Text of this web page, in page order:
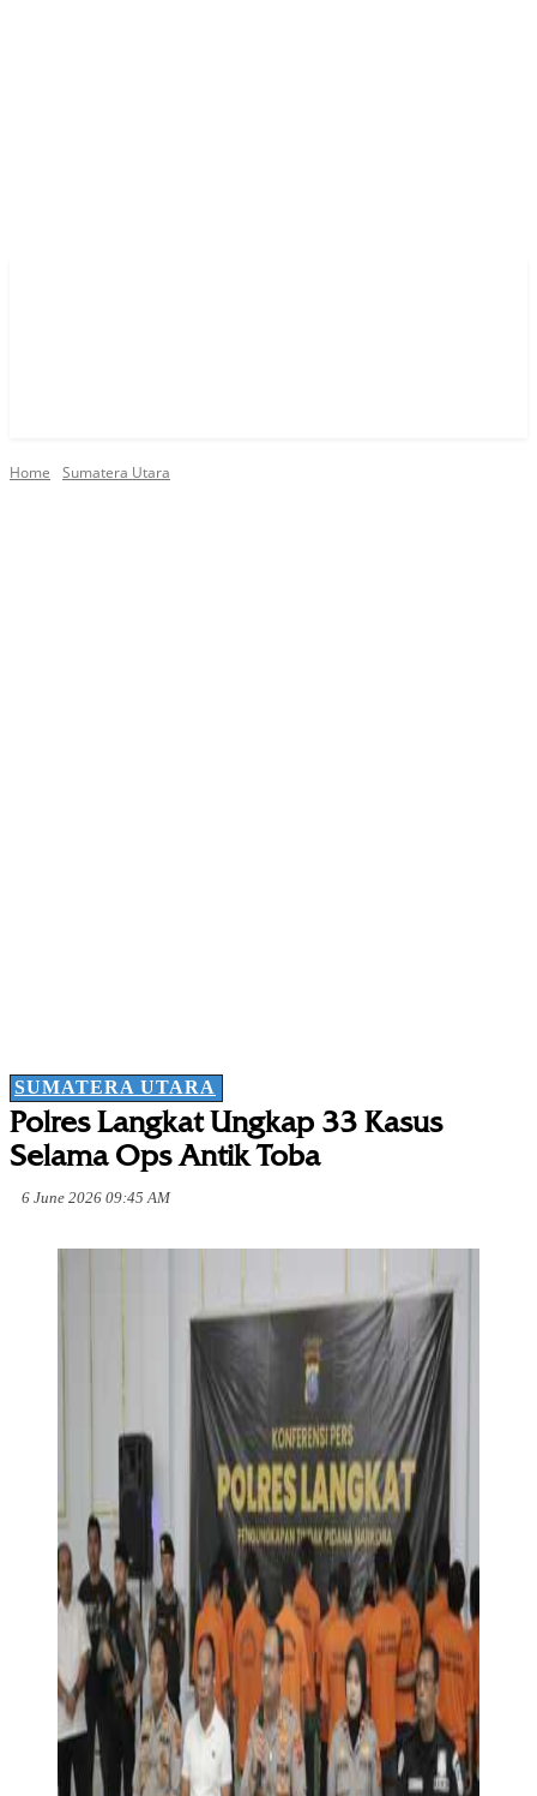
Home Sumatera Utara
SUMATERA UTARA
Polres Langkat Ungkap 33 Kasus
Selama Ops Antik Toba
6 June 2026 09:45 AM